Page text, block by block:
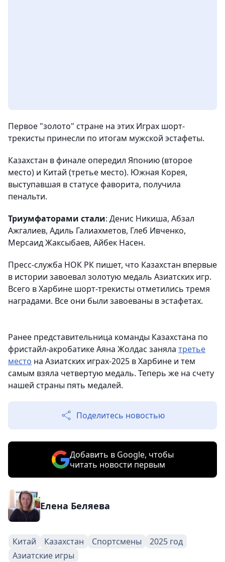
Первое "золото" стране на этих Играх шорт-
трекисты принесли по итогам мужской эстафеты.
Казахстан в финале опередил Японию (второе
место) и Китай (третье место). Южная Корея,
выступавшая в статусе фаворита, получила
пенальти.
Триумфаторами стали: Денис Никиша, Абзал
Ажгалиев, Адиль Галиахметов, Глеб Ивченко,
Мерсаид Жаксыбаев, Айбек Насен.
Пресс-служба НОК РК пишет, что Казахстан впервые
в истории завоевал золотую медаль Азиатских игр.
Всего в Харбине шорт-трекисты отметились тремя
наградами. Все они были завоеваны в эстафетах.
Ранее представительница команды Казахстана по
фристайл-акробатике Аяна Жолдас заняла третье
место на Азиатских играх-2025 в Харбине и тем
самым взяла четвертую медаль. Теперь же на счету
нашей страны пять медалей.
Поделитесь новостью
Добавить в Google, чтобы
читать новости первым
Елена Беляева
Китай Казахстан Спортсмены
2025 год
Азиатские игры